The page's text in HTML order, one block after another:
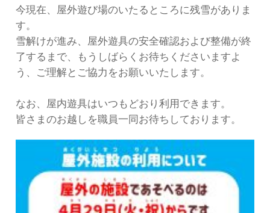
今現在、屋外遊び場のいたるところに残雪がありま
す。
雪解けが進み、屋外遊具の安全確認および整備が終
了するまで、もうしばらくお待ちくださいますよ
う、ご理解とご協力をお願いいたします。
なお、屋内遊具はいつもどおり利用できます。
皆さまのお越しを職員一同お待ちしております。